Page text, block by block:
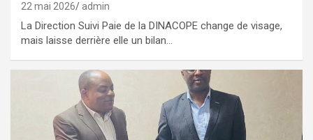
22 mai 2026 admin
La Direction Suivi Paie de la DINACOPE change de visage,
mais laisse derrière elle un bilan…